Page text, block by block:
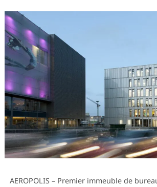
AEROPOLIS – Premier immeuble de